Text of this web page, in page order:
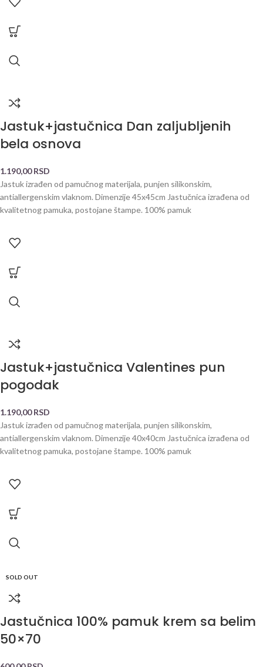
Jastuk+jastučnica Dan zaljubljenih
bela osnova
1.190,00RSD
Jastuk izrađen od pamučnog materijala, punjen silikonskim,
antiallergenskim vlaknom. Dimenzije 45x45cm Jastučnica izrađena od
kvalitetnog pamuka, postojane štampe. 100% pamuk
Jastuk+jastučnica Valentines pun
pogodak
1.190,00RSD
Jastuk izrađen od pamučnog materijala, punjen silikonskim,
antiallergenskim vlaknom. Dimenzije 40x40cm Jastučnica izrađena od
kvalitetnog pamuka, postojane štampe. 100% pamuk
SOLD OUT
Jastučnica 100% pamuk krem sa belim
50×70